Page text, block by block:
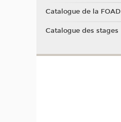
Catalogue de la FOAD
Catalogue des stages